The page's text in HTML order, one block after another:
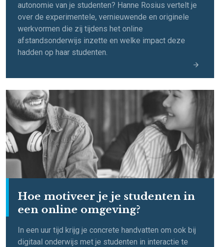
autonomie van je studenten? Hanne Rosius vertelt je
over de experimentele, vernieuwende en originele
werkvormen die zij tijdens het online
afstandsonderwijs inzette en welke impact deze
hadden op haar studenten.
Hoe motiveer je je studenten in
een online omgeving?
In een uur tijd krijg je concrete handvatten om ook bij
digitaal onderwijs met je studenten in interactie te